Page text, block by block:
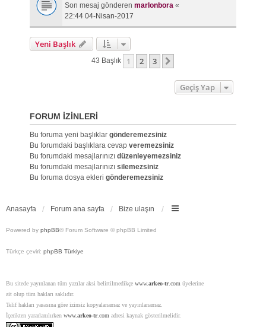
Son mesaj gönderen marlonbora«
22:44 04-Nisan-2017
Yeni Başlık
43 Başlık 1 2 3
Geçiş Yap
FORUM IZINLERI
Bu foruma yeni başlıklar gönderemezsiniz
Bu forumdaki başlıklara cevap veremezsiniz
Bu forumdaki mesajlarınızı düzenleyemezsiniz
Bu forumdaki mesajlarınızı silemezsiniz
Bu foruma dosya ekleri gönderemezsiniz
Anasayfa Forum ana sayfa Bize ulaşın
Powered by phpBB® Forum Software © phpBB Limited
Türkçe çeviri: phpBB Türkiye
Bu sitede yayınlanan tüm yazılar aksi belirtilmedikçe www.arkeo-tr.com üyelerine
ait olup tüm hakları saklıdır.
Telif hakları yasasına göre izinsiz kopyalanamaz ve yayınlanamaz.
İçerikten yararlanılırken www.arkeo-tr.com adresi kaynak gösterilmelidir.